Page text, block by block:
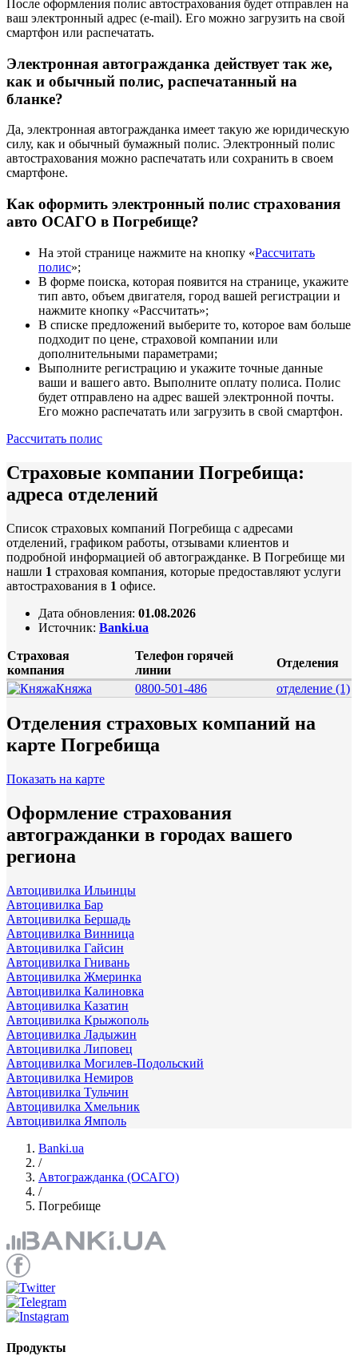
После оформления полис автострахования будет отправлен на
ваш электронный адрес (e-mail). Его можно загрузить на свой
смартфон или распечатать.
Электронная автогражданка действует так же,
как и обычный полис, распечатанный на
бланке?
Да, электронная автогражданка имеет такую же юридическую
силу, как и обычный бумажный полис. Электронный полис
автострахования можно распечатать или сохранить в своем
смартфоне.
Как оформить электронный полис страхования
авто ОСАГО в Погребище?
На этой странице нажмите на кнопку «Рассчитать
полис»;
В форме поиска, которая появится на странице, укажите
тип авто, объем двигателя, город вашей регистрации и
нажмите кнопку «Рассчитать»;
В списке предложений выберите то, которое вам больше
подходит по цене, страховой компании или
дополнительными параметрами;
Выполните регистрацию и укажите точные данные
ваши и вашего авто. Выполните оплату полиса. Полис
будет отправлено на адрес вашей электронной почты.
Его можно распечатать или загрузить в свой смартфон.
Рассчитать полис
Страховые компании Погребища:
адреса отделений
Список страховых компаний Погребища с адресами
отделений, графиком работы, отзывами клиентов и
подробной информацией об автогражданке. В Погребище ми
нашли 1 страховая компания, которые предоставляют услуги
автострахования в 1 офисе.
Дата обновления: 01.08.2026
Источник: Banki.ua
Страховая
компания
Телефон горячей
линии
Отделения
Княжа
0800-501-486 отделение (1)
Отделения страховых компаний на
карте Погребища
Показать на карте
Оформление страхования
автогражданки в городах вашего
региона
Автоцивилка Ильинцы
Автоцивилка Бар
Автоцивилка Бершадь
Автоцивилка Винница
Автоцивилка Гайсин
Автоцивилка Гнивань
Автоцивилка Жмеринка
Автоцивилка Калиновка
Автоцивилка Казатин
Автоцивилка Крыжополь
Автоцивилка Ладыжин
Автоцивилка Липовец
Автоцивилка Могилев-Подольский
Автоцивилка Немиров
Автоцивилка Тульчин
Автоцивилка Хмельник
Автоцивилка Ямполь
Banki.ua
/
Автогражданка (ОСАГО)
/
Погребище
Продукты